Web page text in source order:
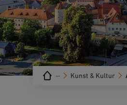
Kunst & Kultur
···